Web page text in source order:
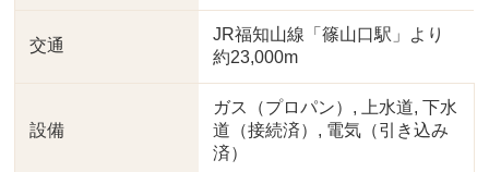
交通
JR福知山線「篠山口駅」より
約23,000m
設備
ガス（プロパン）, 上水道, 下水
道（接続済）, 電気（引き込み
済）